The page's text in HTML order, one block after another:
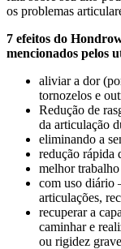
os problemas
7 efeitos do
mencionados pelos
aliviar a dor
tornozelos e
Redução de
da articulação
eliminando a
redução rápida
melhor
com uso diário
articulações,
recuperar a
caminhar e
ou rigidez